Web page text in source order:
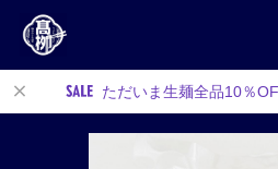
ただいま生麺全品10％